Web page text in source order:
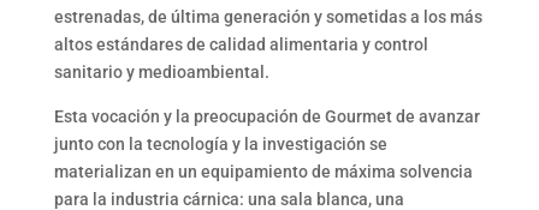
estrenadas, de última generación y sometidas a los más
altos estándares de calidad alimentaria y control
sanitario y medioambiental.
Esta vocación y la preocupación de Gourmet de avanzar
junto con la tecnología y la investigación se
materializan en un equipamiento de máxima solvencia
para la industria cárnica: una sala blanca, una